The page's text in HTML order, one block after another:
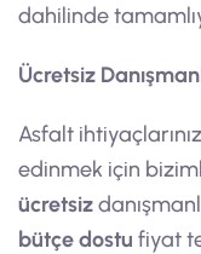
dahilinde
Ücretsiz
Asfalt
edinmek için
ücretsiz
bütçe dostu fiyat